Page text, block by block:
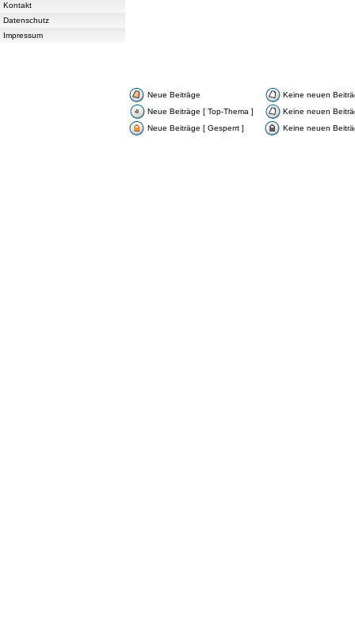
Kontakt
Datenschutz
Impressum
Neue Beiträge
Keine neuen
Neue Beiträge [ Top-Thema ]
Keine neuen
Neue Beiträge [ Gesperrt ]
Keine neuen